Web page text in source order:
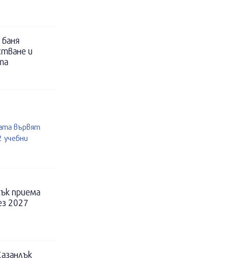
и
вървят
учебни
приема
2027